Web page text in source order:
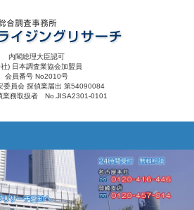
内閣総理大臣認可
) 日本調査業協会加盟員
会員番号 No2010号
委員会 探偵業届出 第54090084
取扱者 No.JISA2301-0101